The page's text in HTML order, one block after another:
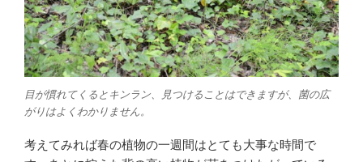
目が慣れてくるとキンラン、見つけることはできますが、菌の広
がりはよくわかりません。
考えてみれば春の植物の一週間はとても大事な時間で